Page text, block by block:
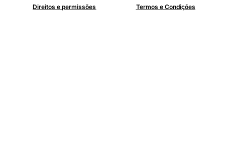
Direitos e permissões Termos e Condições